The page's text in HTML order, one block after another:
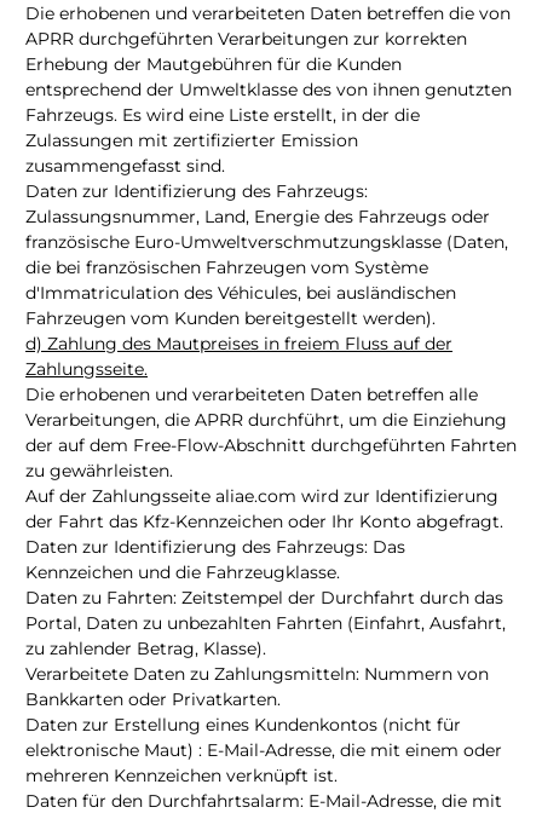
Die erhobenen und verarbeiteten Daten betreffen die von
APRR durchgeführten Verarbeitungen zur korrekten
Erhebung der Mautgebühren für die Kunden
entsprechend der Umweltklasse des von ihnen genutzten
Fahrzeugs. Es wird eine Liste erstellt, in der die
Zulassungen mit zertifizierter Emission
zusammengefasst sind.
Daten zur Identifizierung des Fahrzeugs:
Zulassungsnummer, Land, Energie des Fahrzeugs oder
französische Euro-Umweltverschmutzungsklasse (Daten,
die bei französischen Fahrzeugen vom Système
d'Immatriculation des Véhicules, bei ausländischen
Fahrzeugen vom Kunden bereitgestellt werden).
d) Zahlung des Mautpreises in freiem Fluss auf der
Zahlungsseite.
Die erhobenen und verarbeiteten Daten betreffen alle
Verarbeitungen, die APRR durchführt, um die Einziehung
der auf dem Free-Flow-Abschnitt durchgeführten Fahrten
zu gewährleisten.
Auf der Zahlungsseite aliae.com wird zur Identifizierung
der Fahrt das Kfz-Kennzeichen oder Ihr Konto abgefragt.
Daten zur Identifizierung des Fahrzeugs: Das
Kennzeichen und die Fahrzeugklasse.
Daten zu Fahrten: Zeitstempel der Durchfahrt durch das
Portal, Daten zu unbezahlten Fahrten (Einfahrt, Ausfahrt,
zu zahlender Betrag, Klasse).
Verarbeitete Daten zu Zahlungsmitteln: Nummern von
Bankkarten oder Privatkarten.
Daten zur Erstellung eines Kundenkontos (nicht für
elektronische Maut) : E-Mail-Adresse, die mit einem oder
mehreren Kennzeichen verknüpft ist.
Daten für den Durchfahrtsalarm: E-Mail-Adresse, die mit